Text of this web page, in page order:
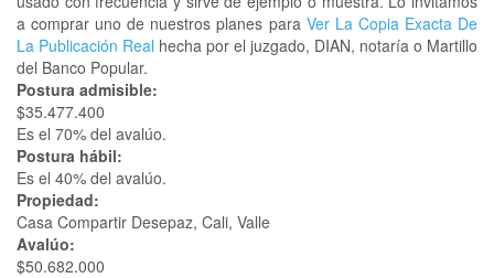
a comprar uno de nuestros planes para Ver La Copia Exacta De
La Publicación Real hecha por el juzgado, DIAN, notaría o Martillo
del Banco Popular.
Postura admisible:
$35.477.400
Es el 70% del avalúo.
Postura hábil:
Es el 40% del avalúo.
Propiedad:
Casa Compartir Desepaz, Cali, Valle
Avalúo:
$50.682.000